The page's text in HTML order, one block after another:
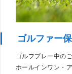
ゴルファー
ゴルフプレー中の
ホールインワン・